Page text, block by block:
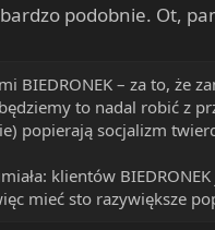
podobnie. Ot,
BIEDRONEK – za to,
to nadal robić z
popierają socjalizm
klientów
mieć sto razywiększe